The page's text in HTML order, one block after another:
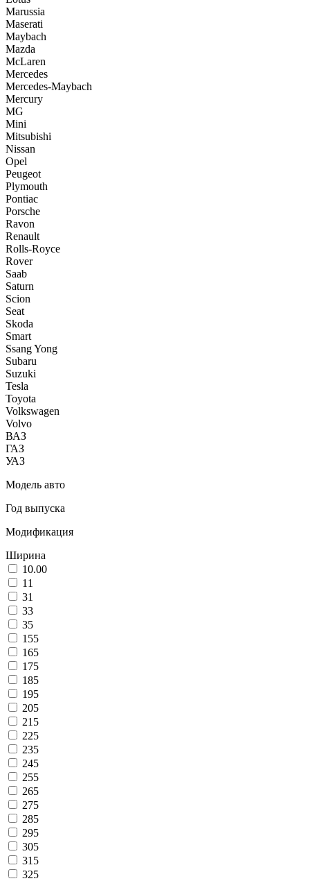
Marussia
Maserati
Maybach
Mazda
McLaren
Mercedes
Mercedes-Maybach
Mercury
MG
Mini
Mitsubishi
Nissan
Opel
Peugeot
Plymouth
Pontiac
Porsche
Ravon
Renault
Rolls-Royce
Rover
Saab
Saturn
Scion
Seat
Skoda
Smart
Ssang Yong
Subaru
Suzuki
Tesla
Toyota
Volkswagen
Volvo
ВАЗ
ГАЗ
УАЗ
Модель авто
Год выпуска
Модификация
Ширина
10.00
11
31
33
35
155
165
175
185
195
205
215
225
235
245
255
265
275
285
295
305
315
325